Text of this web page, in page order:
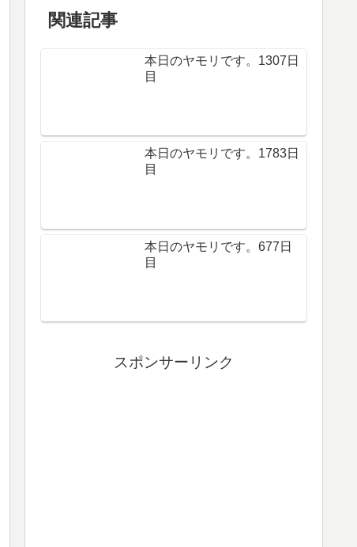
関連記事
本日のヤモリです。1307日
目
本日のヤモリです。1783日
目
本日のヤモリです。677日
目
スポンサーリンク